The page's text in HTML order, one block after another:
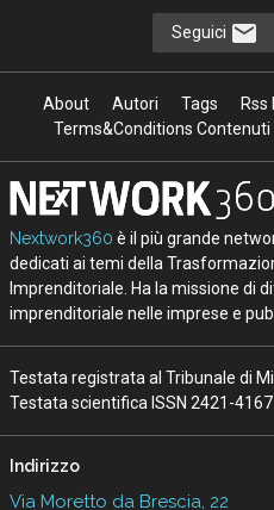
Seguici
About Autori Tags Rss
Terms&Conditions Contenuti
Nextwork360 è il più grande
dedicati ai temi della
Imprenditoriale. Ha la missione di
imprenditoriale nelle imprese e
Testata registrata al Tribunale di
Testata scientifica ISSN 2421-4167
Indirizzo
Via Moretto da Brescia, 22